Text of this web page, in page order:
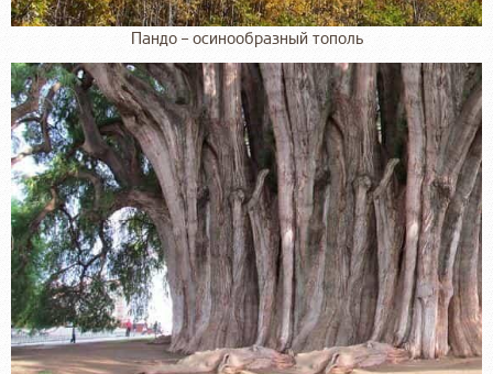
Пандо – осинообразный тополь